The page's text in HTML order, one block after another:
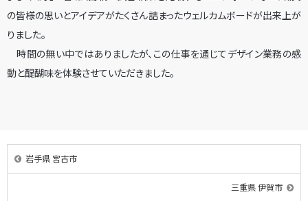
の皆様の思いとアイデアがたくさん詰まったウェルカムボードが出来上が
りました。
時間の無い中ではありましたが、この仕事を通じてデザイン業務の感
動と醍醐味を体験させていただきました。
岩手県 宮古市
三重県 伊賀市